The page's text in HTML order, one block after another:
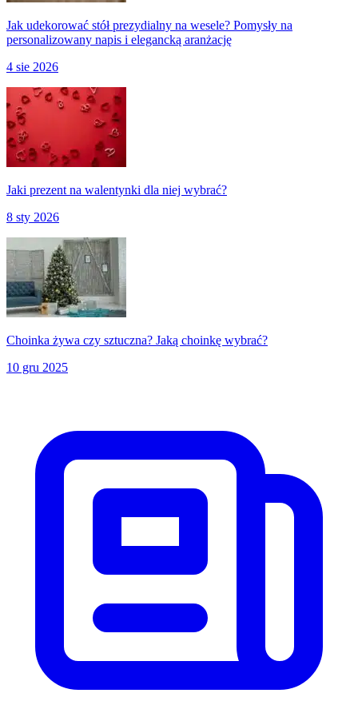
Jak udekorować stół prezydialny na wesele? Pomysły na
personalizowany napis i elegancką aranżację
4 sie 2026
Jaki prezent na walentynki dla niej wybrać?
8 sty 2026
Choinka żywa czy sztuczna? Jaką choinkę wybrać?
10 gru 2025